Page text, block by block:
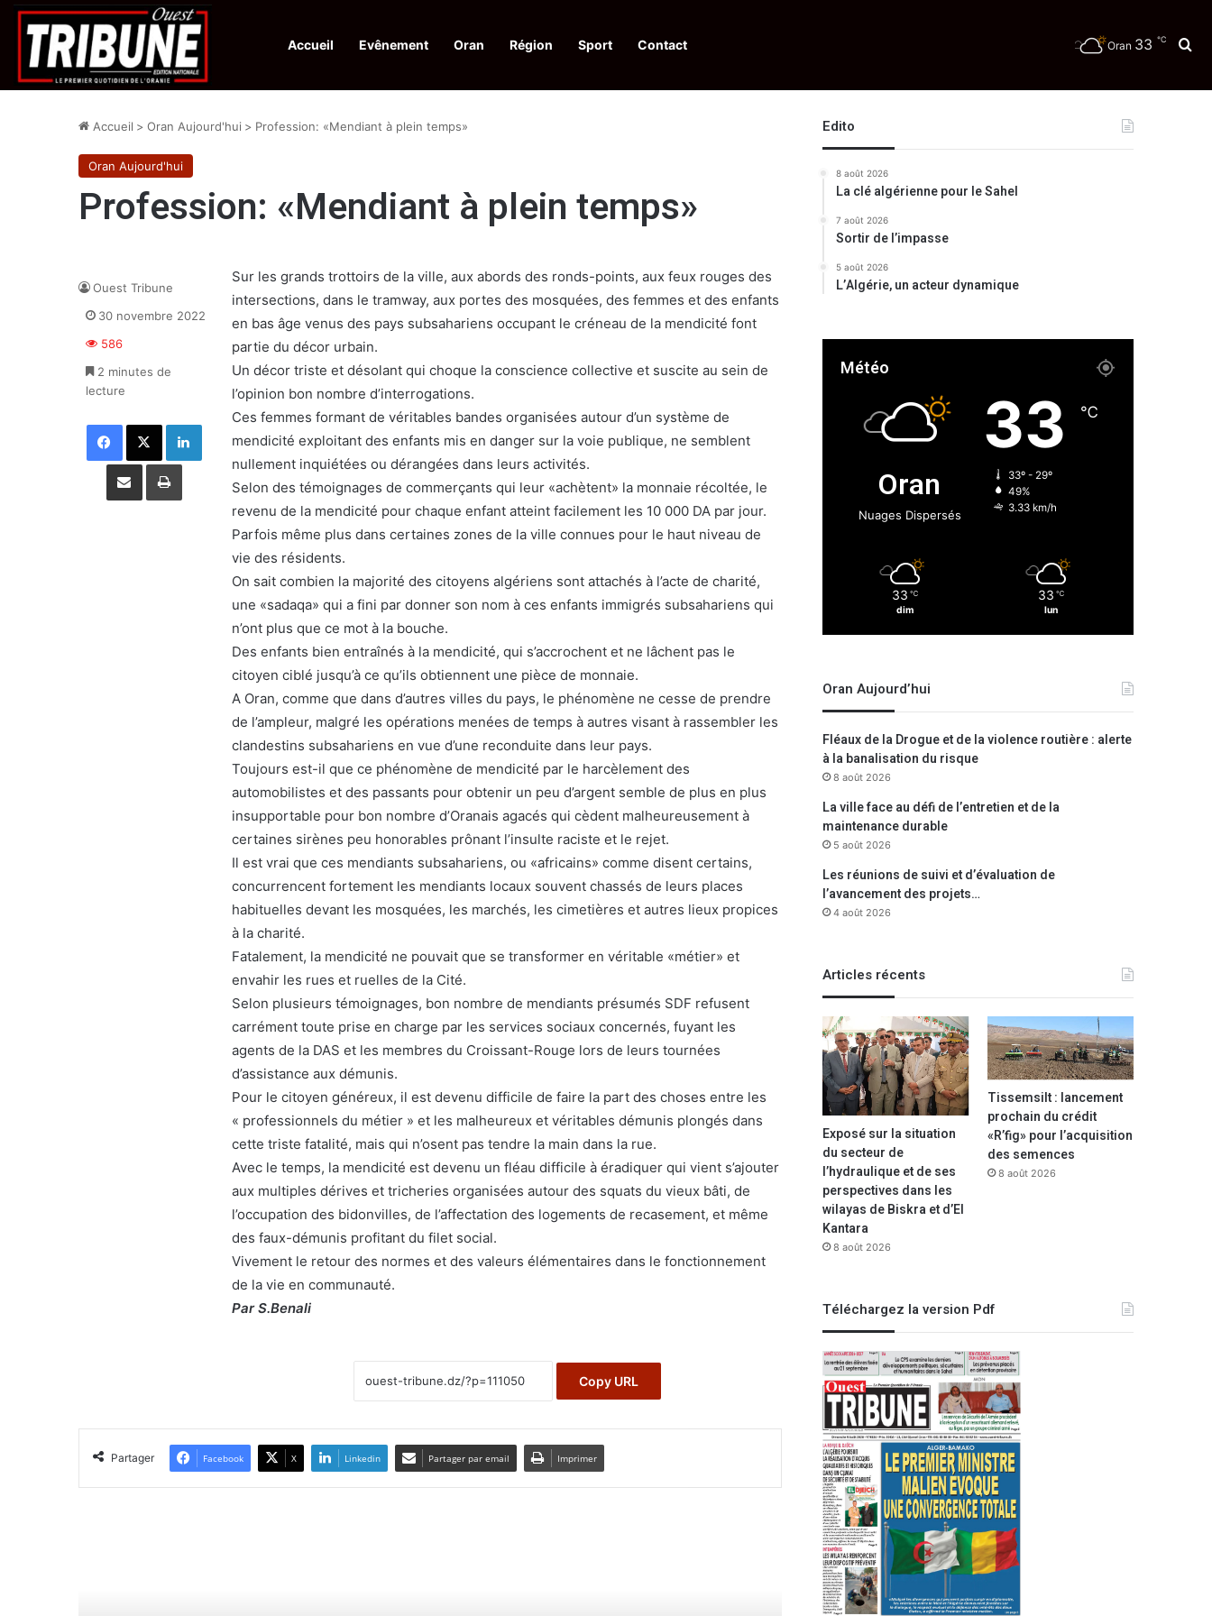
Accueil Evênement Oran Région Sport Contact Oran 33 ℃
Infos en Direct: La revue El Djeïch : l’Algérie poursuit la réalisation d’acquis qualitatifs et historiques dans un climat de sécurité et de stabilité
Accueil > Oran Aujourd'hui > Profession: «Mendiant à plein temps»
Oran Aujourd'hui
Profession: «Mendiant à plein temps»
Sur les grands trottoirs de la ville, aux abords des ronds-points, aux feux rouges des
intersections, dans le tramway, aux portes des mosquées, des femmes et des enfants
en bas âge venus des pays subsahariens occupant le créneau de la mendicité font
partie du décor urbain.
Un décor triste et désolant qui choque la conscience collective et suscite au sein de
l’opinion bon nombre d’interrogations.
Ces femmes formant de véritables bandes organisées autour d’un système de
mendicité exploitant des enfants mis en danger sur la voie publique, ne semblent
nullement inquiétées ou dérangées dans leurs activités.
Selon des témoignages de commerçants qui leur «achètent» la monnaie récoltée, le
revenu de la mendicité pour chaque enfant atteint facilement les 10 000 DA par jour.
Parfois même plus dans certaines zones de la ville connues pour le haut niveau de
vie des résidents.
On sait combien la majorité des citoyens algériens sont attachés à l’acte de charité,
une «sadaqa» qui a fini par donner son nom à ces enfants immigrés subsahariens qui
n’ont plus que ce mot à la bouche.
Des enfants bien entraînés à la mendicité, qui s’accrochent et ne lâchent pas le
citoyen ciblé jusqu’à ce qu’ils obtiennent une pièce de monnaie.
A Oran, comme que dans d’autres villes du pays, le phénomène ne cesse de prendre
de l’ampleur, malgré les opérations menées de temps à autres visant à rassembler les
clandestins subsahariens en vue d’une reconduite dans leur pays.
Toujours est-il que ce phénomène de mendicité par le harcèlement des
automobilistes et des passants pour obtenir un peu d’argent semble de plus en plus
insupportable pour bon nombre d’Oranais agacés qui cèdent malheureusement à
certaines sirènes peu honorables prônant l’insulte raciste et le rejet.
Il est vrai que ces mendiants subsahariens, ou «africains» comme disent certains,
concurrencent fortement les mendiants locaux souvent chassés de leurs places
habituelles devant les mosquées, les marchés, les cimetières et autres lieux propices
à la charité.
Fatalement, la mendicité ne pouvait que se transformer en véritable «métier» et
envahir les rues et ruelles de la Cité.
Selon plusieurs témoignages, bon nombre de mendiants présumés SDF refusent
carrément toute prise en charge par les services sociaux concernés, fuyant les
agents de la DAS et les membres du Croissant-Rouge lors de leurs tournées
d’assistance aux démunis.
Pour le citoyen généreux, il est devenu difficile de faire la part des choses entre les
« professionnels du métier » et les malheureux et véritables démunis plongés dans
cette triste fatalité, mais qui n’osent pas tendre la main dans la rue.
Avec le temps, la mendicité est devenu un fléau difficile à éradiquer qui vient s’ajouter
aux multiples dérives et tricheries organisées autour des squats du vieux bâti, de
l’occupation des bidonvilles, de l’affectation des logements de recasement, et même
des faux-démunis profitant du filet social.
Vivement le retour des normes et des valeurs élémentaires dans le fonctionnement
de la vie en communauté.
Par S.Benali
Copy URL
Ouest Tribune
30 novembre 2022
586
2 minutes de
lecture
Facebook X Linkedin
Partager par email Imprimer
Partager Facebook X Linkedin Partager par email Imprimer
Edito
8 août 2026
La clé algérienne pour le Sahel
7 août 2026
Sortir de l’impasse
5 août 2026
L’Algérie, un acteur dynamique
Météo
Oran
Nuages Dispersés
33 ℃
33º - 29º
49%
3.33 km/h
33 ℃
dim
33 ℃
lun
Oran Aujourd’hui
Fléaux de la Drogue et de la violence routière : alerte
à la banalisation du risque
8 août 2026
La ville face au défi de l’entretien et de la
maintenance durable
5 août 2026
Les réunions de suivi et d’évaluation de
l’avancement des projets…
4 août 2026
Articles récents
Exposé sur la situation
du secteur de
l’hydraulique et de ses
perspectives dans les
wilayas de Biskra et d’El
Kantara
8 août 2026
Tissemsilt : lancement
prochain du crédit
«R’fig» pour l’acquisition
des semences
8 août 2026
Téléchargez la version Pdf